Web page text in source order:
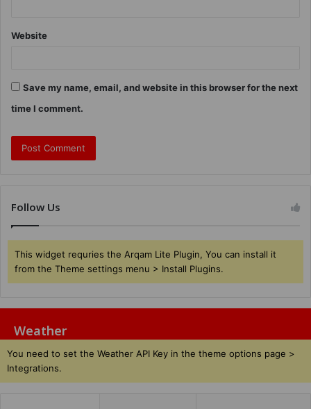
Website
Save my name, email, and website in this browser for the next
time I comment.
Follow Us
This widget requries the Arqam Lite Plugin, You can install it
from the Theme settings menu > Install Plugins.
Weather
You need to set the Weather API Key in the theme options page >
Integrations.